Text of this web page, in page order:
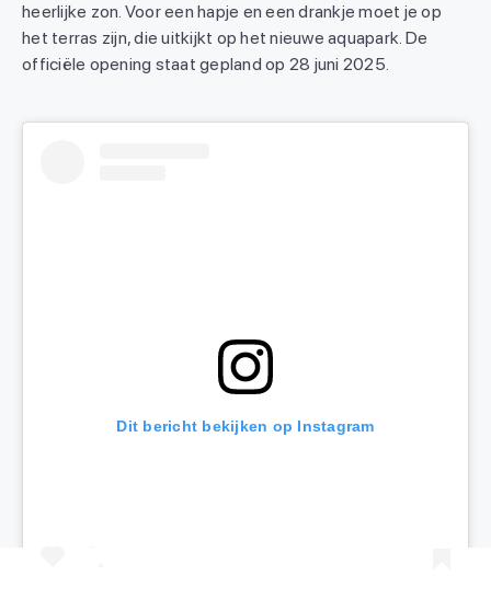
heerlijke zon. Voor een hapje en een drankje moet je op
het terras zijn, die uitkijkt op het nieuwe aquapark. De
officiële opening staat gepland op 28 juni 2025.
Dit bericht bekijken op Instagram